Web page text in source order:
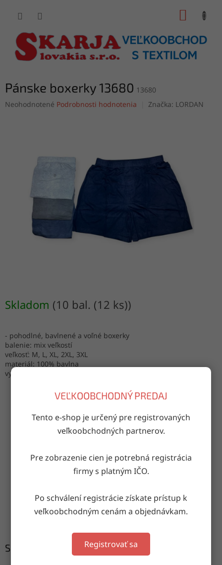
VEĽKOOBCHODNÝ PREDAJ
Tento e-shop je určený pre registrovaných
veľkoobchodných partnerov.
Pre zobrazenie cien je potrebná registrácia
firmy s platným IČO.
Po schválení registrácie získate prístup k
veľkoobchodným cenám a objednávkam.
Registrovať sa
Pánske boxerky 13680 13680
Priemerné
hviezdičiek.
Neohodnotené Podrobnosti hodnotenia Značka: LORDAN
Skladom (10 bal. (12 ks))
- pohodlné, bavlnené a voľné boxerky
balenie: mix veľkostí
veľkosť: M, L, XL, 2XL, 3XL
materiál: 100% bavlna
výroba: Turecko
OPÝTAŤ SA ZDIEĽAŤ
Doručenie do druhého dňa
na akúkoľvek adresu
Garancia doručenia
nepoškodeného tovaru
Súvisiaci tovar